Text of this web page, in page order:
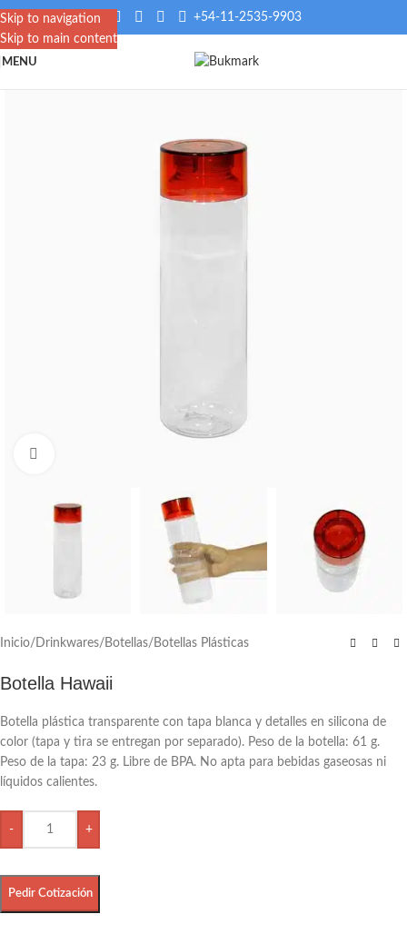
Skip to navigation
Skip to main content
+54-11-2535-9903
MENU
Inicio/ Drinkwares/ Botellas/ Botellas Plásticas
Botella Hawaii
Botella plástica transparente con tapa blanca y detalles en silicona de
color (tapa y tira se entregan por separado). Peso de la botella: 61 g.
Peso de la tapa: 23 g. Libre de BPA. No apta para bebidas gaseosas ni
líquidos calientes.
- +
Pedir Cotización